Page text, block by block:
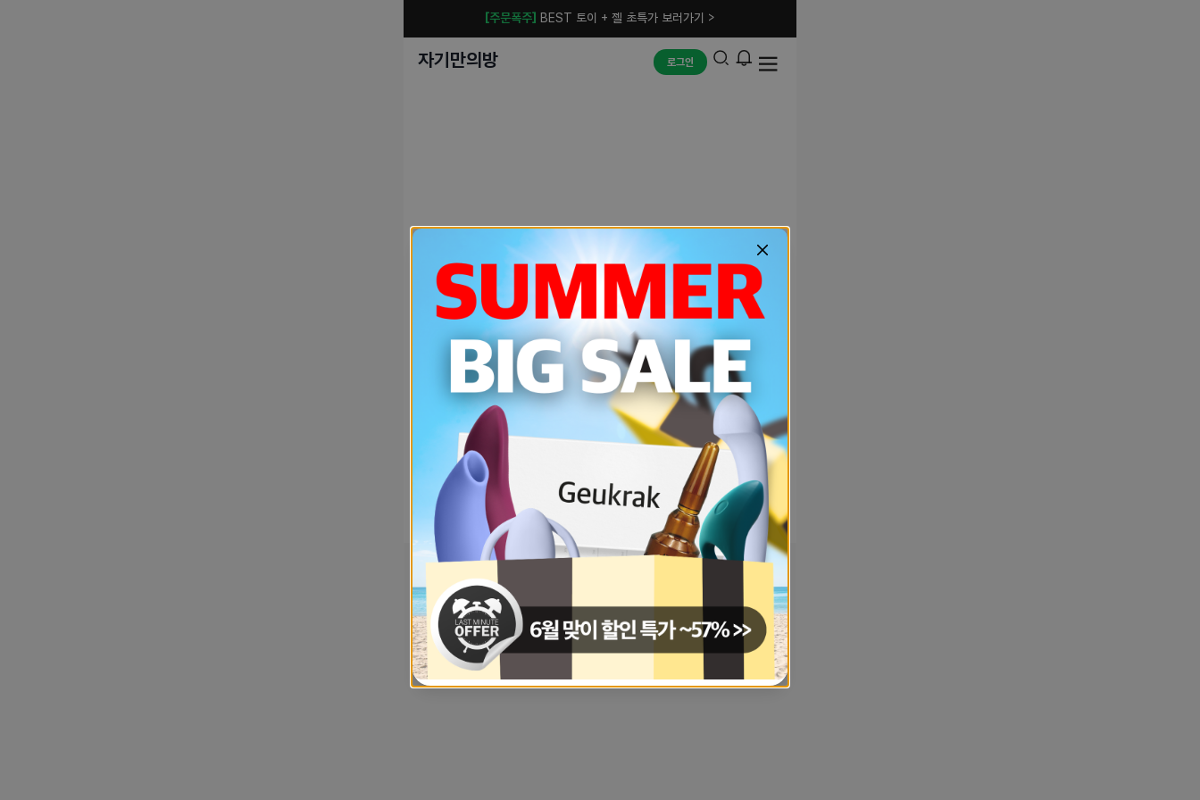
[주문폭주] BEST 토이 + 젤 초특가 보러가기 >
자기만의방 로그인
예상치 못한 에러입니다.